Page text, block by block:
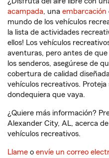
acampada, una embarcación
mundo de los vehículos
la lista de actividades
ellos! Los vehículos
aventuras, pero antes de
los senderos, asegúrese de
cobertura de calidad
vehículos recreativos.
dondequiera que vaya.
¿Quiere más información?
Alexander City, AL, acerca
vehículos recreativos.
Llame o envíe un correo